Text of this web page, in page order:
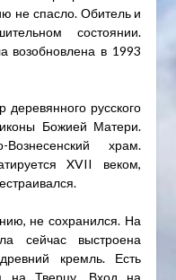
не спасло. Обитель и
состоянии.
возобновлена в 1993
русского
Божией Матери.
храм.
XVII веком,
не сохранился. На
сейчас выстроена
кремль. Есть
на Тверцу. Вход на